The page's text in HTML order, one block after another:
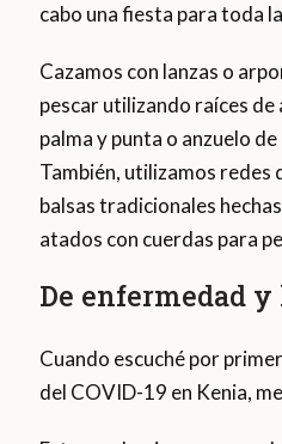
cabo una fiesta para toda
Cazamos con lanzas o
pescar utilizando raíces de
palma y punta o anzuelo
También, utilizamos redes
balsas tradicionales
atados con cuerdas para
De enfermedad
Cuando escuché por
del COVID-19 en Kenia,